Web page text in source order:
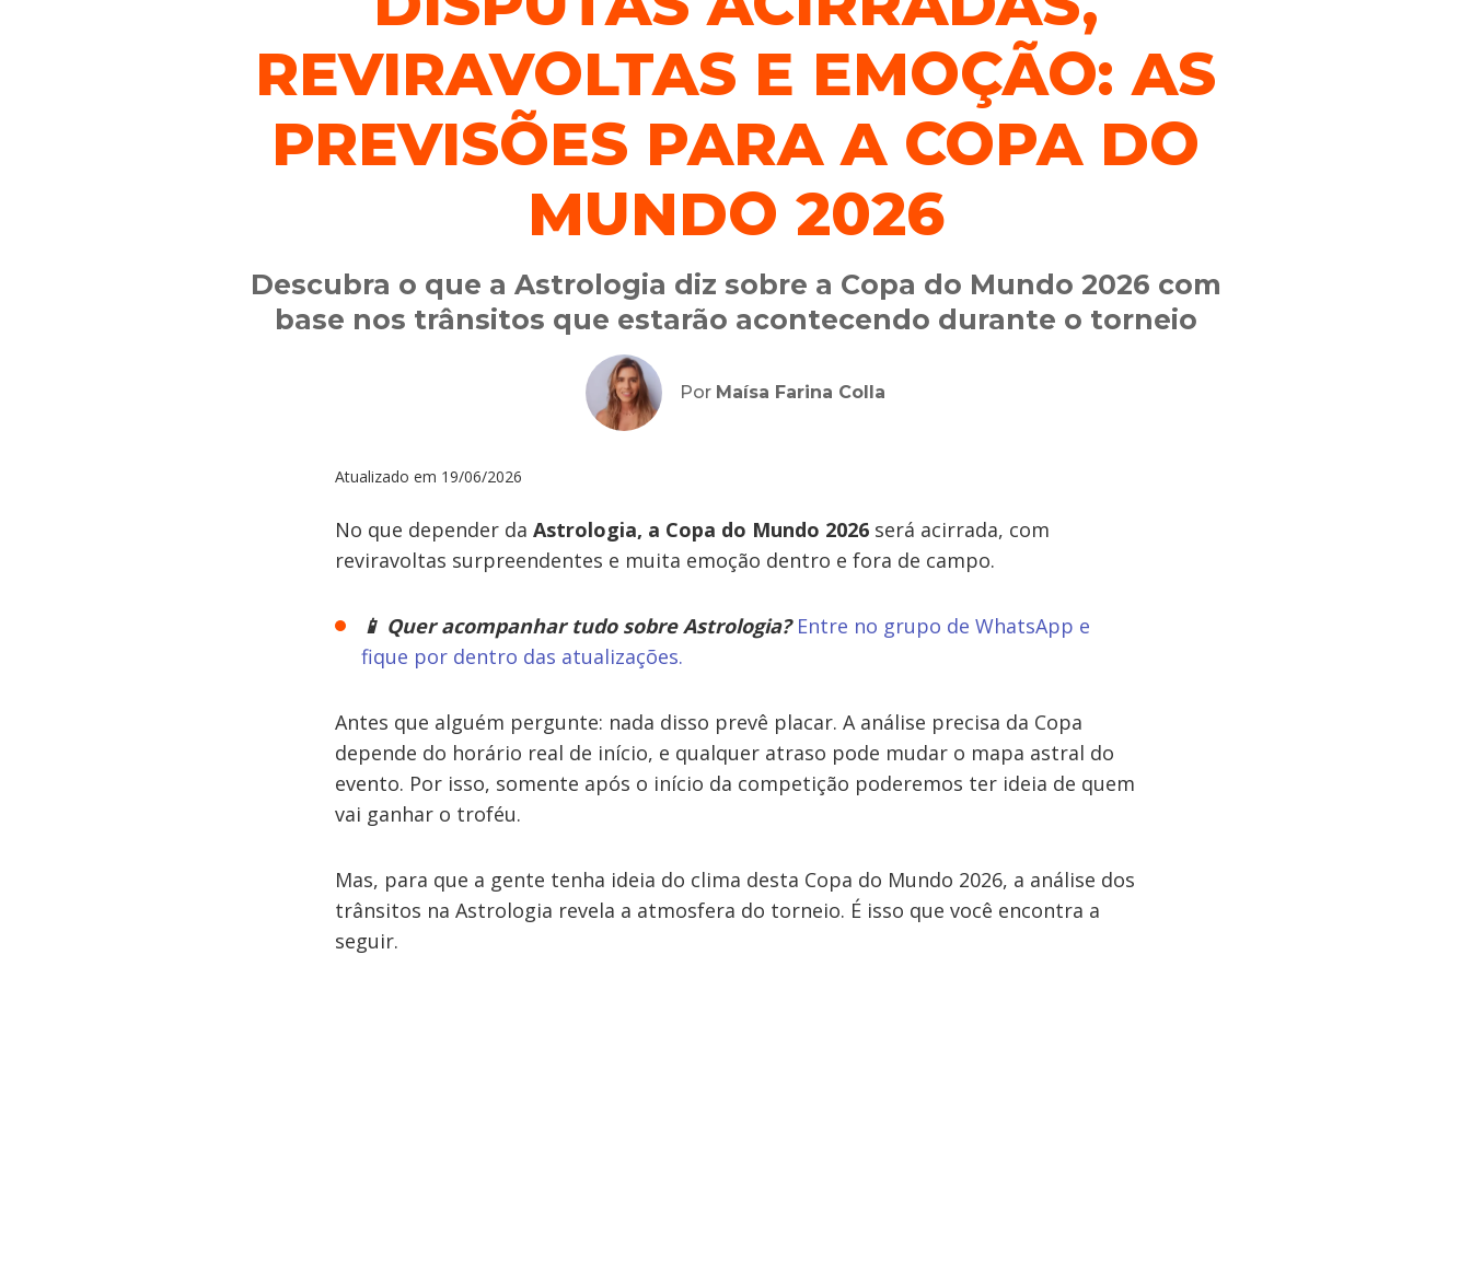
REVIRAVOLTAS E EMOÇÃO: AS
PREVISÕES PARA A COPA DO
MUNDO 2026
Descubra o que a Astrologia diz sobre a Copa do Mundo 2026 com
base nos trânsitos que estarão acontecendo durante o torneio
Por Maísa Farina Colla
Atualizado em 19/06/2026
No que depender da Astrologia, a Copa do Mundo 2026 será acirrada, com
reviravoltas surpreendentes e muita emoção dentro e fora de campo.
📱 Quer acompanhar tudo sobre Astrologia? Entre no grupo de WhatsApp e
fique por dentro das atualizações.
Antes que alguém pergunte: nada disso prevê placar. A análise precisa da Copa
depende do horário real de início, e qualquer atraso pode mudar o mapa astral do
evento. Por isso, somente após o início da competição poderemos ter ideia de quem
vai ganhar o troféu.
Mas, para que a gente tenha ideia do clima desta Copa do Mundo 2026, a análise dos
trânsitos na Astrologia revela a atmosfera do torneio. É isso que você encontra a
seguir.